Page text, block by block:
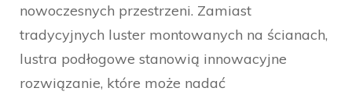
nowoczesnych przestrzeni. Zamiast
tradycyjnych luster montowanych na ścianach,
lustra podłogowe stanowią innowacyjne
rozwiązanie, które może nadać